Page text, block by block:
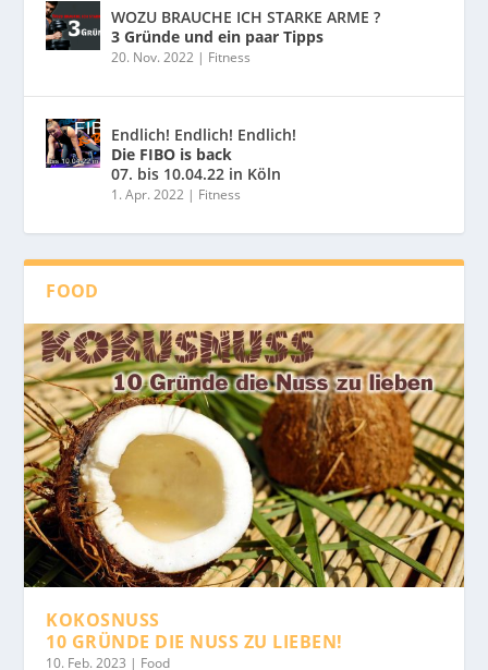
WOZU BRAUCHE ICH STARKE ARME ?
3 Gründe und ein paar Tipps
20. Nov. 2022 | Fitness
Endlich! Endlich! Endlich!
Die FIBO is back
07. bis 10.04.22 in Köln
1. Apr. 2022 | Fitness
FOOD
KOKOSNUSS
10 GRÜNDE DIE NUSS ZU LIEBEN!
10. Feb. 2023 | Food